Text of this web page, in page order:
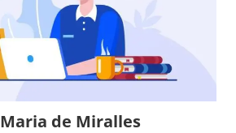
de Miralles